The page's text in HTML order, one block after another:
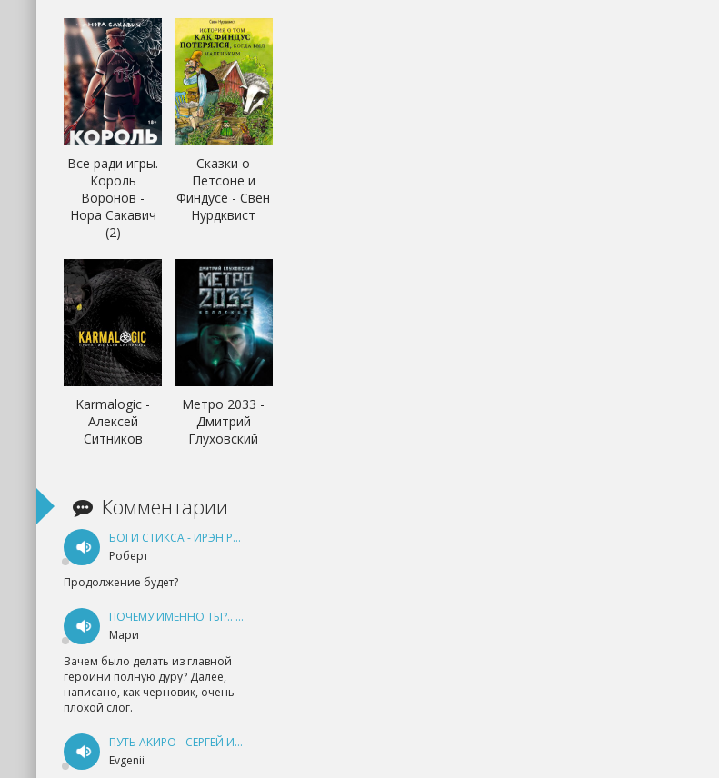
Все ради игры.
Король
Воронов -
Нора Сакавич
(2)
Сказки о
Петсоне и
Финдусе - Свен
Нурдквист
Karmalogic -
Алексей
Ситников
Метро 2033 -
Дмитрий
Глуховский
Комментарии
БОГИ СТИКСА - ИРЭН РУДКЕВИЧ
Роберт
Продолжение будет?
ПОЧЕМУ ИМЕННО ТЫ?.. КНИГА 1 - ЕКАТЕРИНА ЮДИНА
Мари
Зачем было делать из главной
героини полную дуру? Далее,
написано, как черновик, очень
плохой слог.
ПУТЬ АКИРО - СЕРГЕЙ ИЗМАЙЛОВ
Evgenii